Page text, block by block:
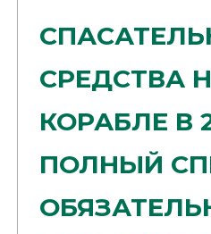
СРЕДСТВА
КОРАБЛЕ В
ПОЛНЫЙ